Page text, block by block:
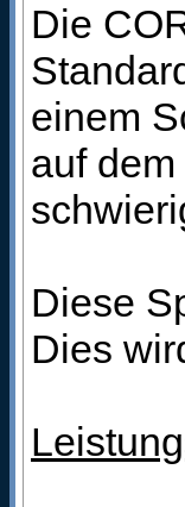
Die
einem
auf
Diese
Dies